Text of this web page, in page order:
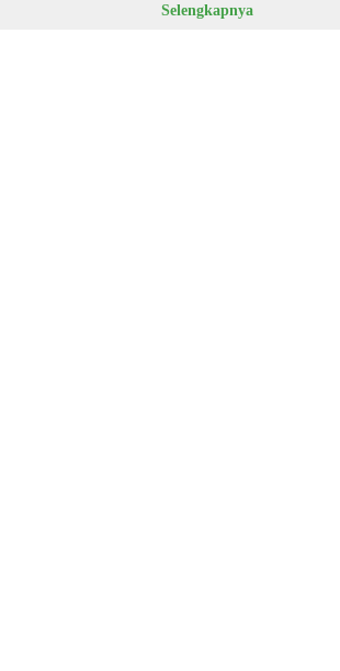
Selengkapnya